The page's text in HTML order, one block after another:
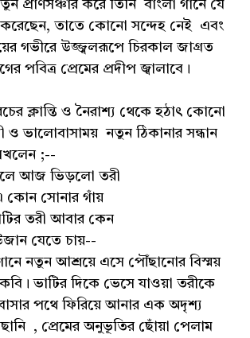
প্রাণসঞ্চার করে তিনি বাংলা গানে যে
করেছেন, তাতে কোনো সন্দেহ নেই এবং
গভীরে উজ্জ্বলরূপে চিরকাল জাগ্রত
পবিত্র প্রেমের প্রদীপ জ্বালাবে।
ক্লান্তি ও নৈরাশ্য থেকে হঠাৎ কোনো
ও ভালোবাসাময় নতুন ঠিকানার সন্ধান
;--
আজ ভিড়লো তরী
গাঁয়
তরী আবার কেন
চায়--
আশ্রয়ে এসে পৌঁছানোর বিস্ময়
ভাটির দিকে ভেসে যাওয়া তরীকে
পথে ফিরিয়ে আনার এক অদৃশ্য
, প্রেমের অনুভূতির ছোঁয়া পেলাম